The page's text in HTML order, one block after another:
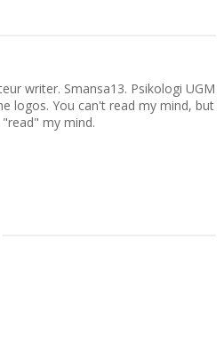
writer. Smansa13. Psikologi UGM
logos. You can't read my mind, but
my mind.